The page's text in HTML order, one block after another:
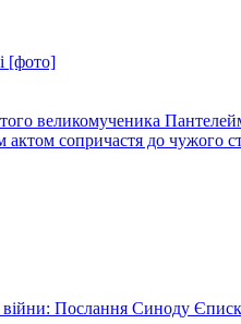
[фото]
великомученика
актом сопричастя до чужого
війни: Послання Синоду